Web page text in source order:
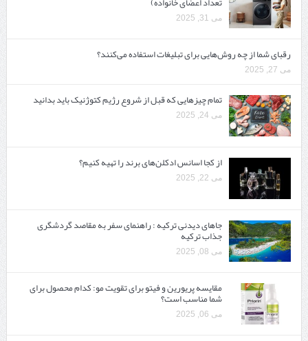
می 31, 2025
رقبای شما از چه روش‌هایی برای تبلیغات استفاده می‌کنند؟
می 27, 2025
تمام چیزهایی که قبل از شروع رژیم کتوژنیک باید بدانید‎
می 24, 2025
از کجا اسانس ادکلن‌های برند را تهیه کنیم؟
می 22, 2025
جاهای دیدنی ترکیه : راهنمای سفر به مقاصد گردشگری
جذاب ترکیه
می 08, 2025
مقایسه پریورین و فیتو برای تقویت مو: کدام محصول برای
شما مناسب است؟
می 06, 2025